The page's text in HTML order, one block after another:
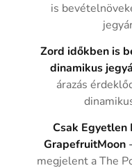
is
Zord időkben is
dinamikus
árazás
Csak Egyetlen
GrapefruitMoon -
megjelent a The